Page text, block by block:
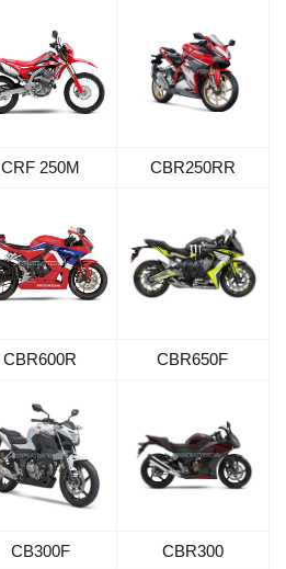
CRF 250M CBR250RR
CBR600R CBR650F
CB300F CBR300